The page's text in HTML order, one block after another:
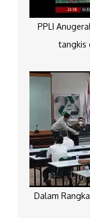
PPLI
tangkis
Dalam